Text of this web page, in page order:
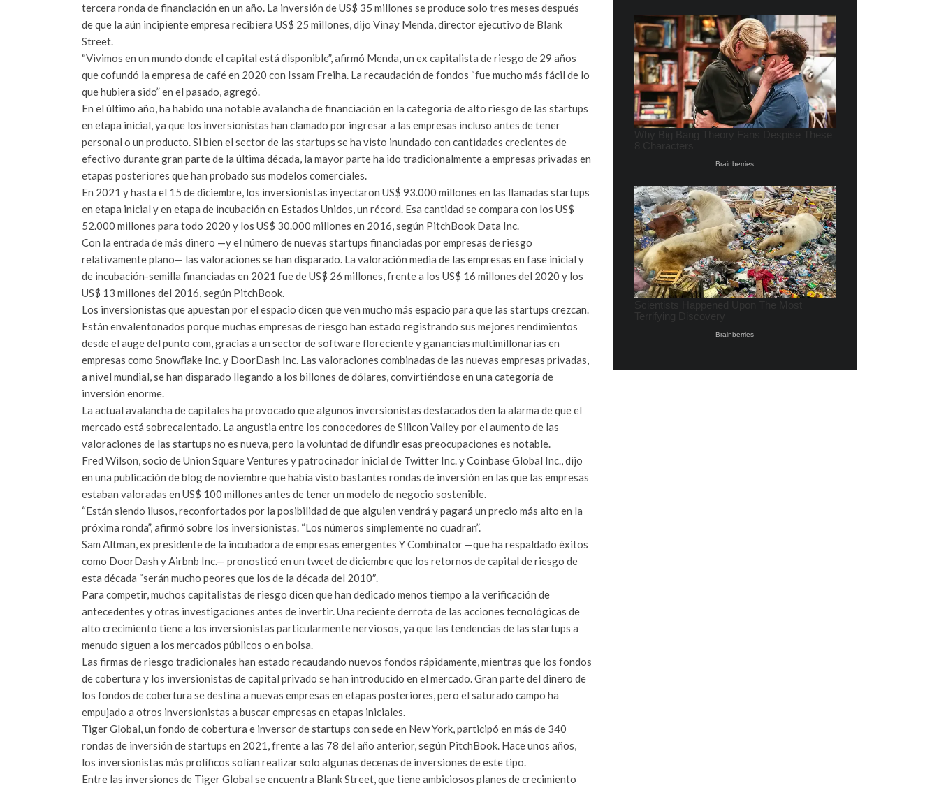
tercera ronda de financiación en un año. La inversión de US$ 35 millones se produce solo tres meses después
de que la aún incipiente empresa recibiera US$ 25 millones, dijo Vinay Menda, director ejecutivo de Blank
Street.
“Vivimos en un mundo donde el capital está disponible”, afirmó Menda, un ex capitalista de riesgo de 29 años
que cofundó la empresa de café en 2020 con Issam Freiha. La recaudación de fondos “fue mucho más fácil de lo
que hubiera sido” en el pasado, agregó.
En el último año, ha habido una notable avalancha de financiación en la categoría de alto riesgo de las startups
en etapa inicial, ya que los inversionistas han clamado por ingresar a las empresas incluso antes de tener
personal o un producto. Si bien el sector de las startups se ha visto inundado con cantidades crecientes de
efectivo durante gran parte de la última década, la mayor parte ha ido tradicionalmente a empresas privadas en
etapas posteriores que han probado sus modelos comerciales.
En 2021 y hasta el 15 de diciembre, los inversionistas inyectaron US$ 93.000 millones en las llamadas startups
en etapa inicial y en etapa de incubación en Estados Unidos, un récord. Esa cantidad se compara con los US$
52.000 millones para todo 2020 y los US$ 30.000 millones en 2016, según PitchBook Data Inc.
Con la entrada de más dinero —y el número de nuevas startups financiadas por empresas de riesgo
relativamente plano— las valoraciones se han disparado. La valoración media de las empresas en fase inicial y
de incubación-semilla financiadas en 2021 fue de US$ 26 millones, frente a los US$ 16 millones del 2020 y los
US$ 13 millones del 2016, según PitchBook.
Los inversionistas que apuestan por el espacio dicen que ven mucho más espacio para que las startups crezcan.
Están envalentonados porque muchas empresas de riesgo han estado registrando sus mejores rendimientos
desde el auge del punto com, gracias a un sector de software floreciente y ganancias multimillonarias en
empresas como Snowflake Inc. y DoorDash Inc. Las valoraciones combinadas de las nuevas empresas privadas,
a nivel mundial, se han disparado llegando a los billones de dólares, convirtiéndose en una categoría de
inversión enorme.
La actual avalancha de capitales ha provocado que algunos inversionistas destacados den la alarma de que el
mercado está sobrecalentado. La angustia entre los conocedores de Silicon Valley por el aumento de las
valoraciones de las startups no es nueva, pero la voluntad de difundir esas preocupaciones es notable.
Fred Wilson, socio de Union Square Ventures y patrocinador inicial de Twitter Inc. y Coinbase Global Inc., dijo
en una publicación de blog de noviembre que había visto bastantes rondas de inversión en las que las empresas
estaban valoradas en US$ 100 millones antes de tener un modelo de negocio sostenible.
“Están siendo ilusos, reconfortados por la posibilidad de que alguien vendrá y pagará un precio más alto en la
próxima ronda”, afirmó sobre los inversionistas. “Los números simplemente no cuadran”.
Sam Altman, ex presidente de la incubadora de empresas emergentes Y Combinator —que ha respaldado éxitos
como DoorDash y Airbnb Inc.— pronosticó en un tweet de diciembre que los retornos de capital de riesgo de
esta década “serán mucho peores que los de la década del 2010″.
Para competir, muchos capitalistas de riesgo dicen que han dedicado menos tiempo a la verificación de
antecedentes y otras investigaciones antes de invertir. Una reciente derrota de las acciones tecnológicas de
alto crecimiento tiene a los inversionistas particularmente nerviosos, ya que las tendencias de las startups a
menudo siguen a los mercados públicos o en bolsa.
Las firmas de riesgo tradicionales han estado recaudando nuevos fondos rápidamente, mientras que los fondos
de cobertura y los inversionistas de capital privado se han introducido en el mercado. Gran parte del dinero de
los fondos de cobertura se destina a nuevas empresas en etapas posteriores, pero el saturado campo ha
empujado a otros inversionistas a buscar empresas en etapas iniciales.
Tiger Global, un fondo de cobertura e inversor de startups con sede en New York, participó en más de 340
rondas de inversión de startups en 2021, frente a las 78 del año anterior, según PitchBook. Hace unos años,
los inversionistas más prolíficos solían realizar solo algunas decenas de inversiones de este tipo.
Entre las inversiones de Tiger Global se encuentra Blank Street, que tiene ambiciosos planes de crecimiento